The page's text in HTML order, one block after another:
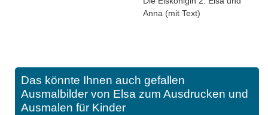
Anna (mit Text)
Das könnte Ihnen auch gefallen
Ausmalbilder von Elsa zum Ausdrucken und
Ausmalen für Kinder